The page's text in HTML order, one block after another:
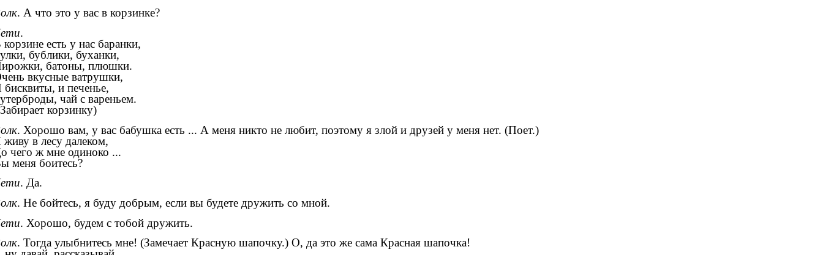
. А что это у вас в корзинке?
.
есть у нас баранки,
бублики, буханки,
батоны, плюшки.
вкусные ватрушки,
и печенье,
чай с вареньем.
корзинку)
. Хорошо вам, у вас бабушка есть ... А меня никто не любит, поэтому я злой и друзей у меня нет. (Поет.)
в лесу далеком,
чего ж мне одиноко ...
меня боитесь?
. Да.
. Не бойтесь, я буду добрым, если вы будете дружить со мной.
. Хорошо, будем с тобой дружить.
. Тогда улыбнитесь мне! (Замечает Красную шапочку.) О, да это же сама Красная шапочка!